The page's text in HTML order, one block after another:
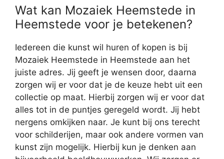
Wat kan Mozaiek Heemstede in
Heemstede voor je betekenen?
Iedereen die kunst wil huren of kopen is bij
Mozaiek Heemstede in Heemstede aan het
juiste adres. Jij geeft je wensen door, daarna
zorgen wij er voor dat je de keuze hebt uit een
collectie op maat. Hierbij zorgen wij er voor dat
alles tot in de puntjes geregeld wordt. Jij hebt
nergens omkijken naar. Je kunt bij ons terecht
voor schilderijen, maar ook andere vormen van
kunst zijn mogelijk. Hierbij kun je denken aan